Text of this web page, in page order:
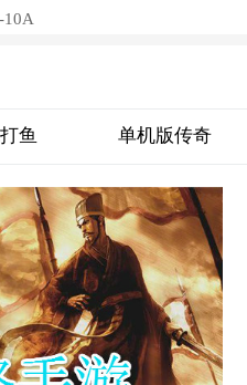
10A
鱼 单机版传奇